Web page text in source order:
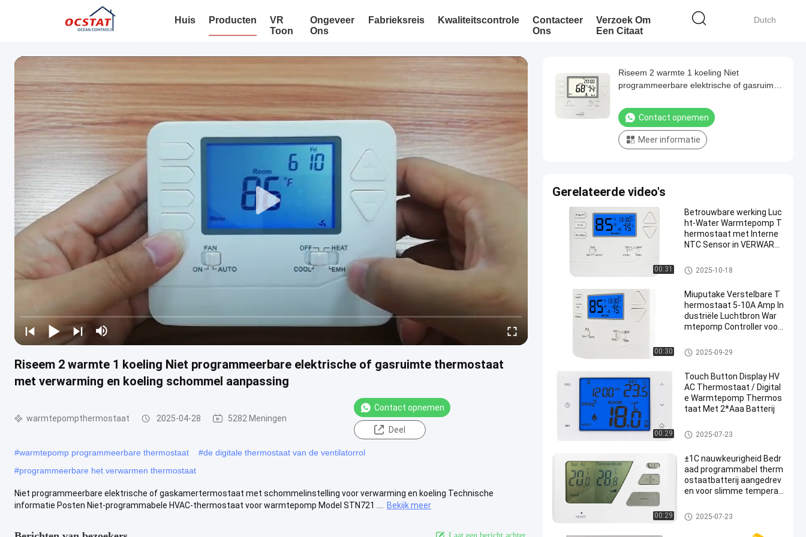
Dutch
Huis Producten
VR
Toon
Ongeveer
Ons
Fabrieksreis Kwaliteitscontrole
Contacteer
Ons
Verzoek Om
Een Citaat
Riseem 2 warmte 1 koeling Niet programmeerbare elektrische of gasruimte thermostaat
met verwarming en koeling schommel aanpassing
warmtepompthermostaat 2025-04-28 5282 Meningen
Contact opnemen
Deel
#warmtepomp programmeerbare thermostaat #de digitale thermostaat van de ventilatorrol
#programmeerbare het verwarmen thermostaat
Niet programmeerbare elektrische of gaskamertermostaat met schommelinstelling voor verwarming en koeling Technische
informatie Posten Niet-programmabele HVAC-thermostaat voor warmtepomp Model STN721 ....
Bekijk meer
Laat een bericht achter.
Riseem 2 warmte 1 koeling Niet
programmeerbare elektrische of gasruimte
schommel aanpassing
Contact opnemen
Meer informatie
Gerelateerde video's
00:31
Betrouwbare werking Luc
ht-Water Warmtepomp T
hermostaat met Interne
NTC Sensor in VERWARMI
warmtepompthermostaat
2025-10-18
00:30
Miuputake Verstelbare T
hermostaat 5-10A Amp In
dustriële Luchtbron War
mtepomp Controller voor
warmtepompthermostaat
2025-09-29
00:29
Touch Button Display HV
AC Thermostaat / Digital
e Warmtepomp Thermos
taat Met 2*Aaa Batterij
HVAC-Thermostaat
2025-07-23
00:29
±1C nauwkeurigheid Bedr
aad programmabel therm
ostaatbatterij aangedrev
en voor slimme temperat
Getelegrafeerde Zaal Thermos
taat
2025-07-23